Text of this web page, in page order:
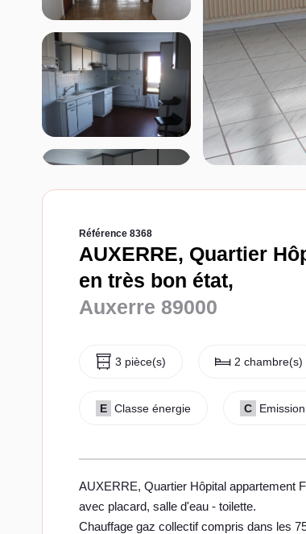
Référence 8368
AUXERRE, Quartier
en très bon état,
Auxerre 89000
3 pièce(s) 2 chambre(s)
E Classe énergie C
AUXERRE, Quartier Hôpital appartement
avec placard, salle d'eau - toilette.
Chauffage gaz collectif compris dans les